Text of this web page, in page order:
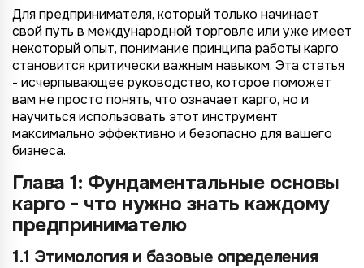
Для предпринимателя, который только начинает
свой путь в международной торговле или уже имеет
некоторый опыт, понимание принципа работы карго
становится критически важным навыком. Эта статья
- исчерпывающее руководство, которое поможет
вам не просто понять, что означает карго, но и
научиться использовать этот инструмент
максимально эффективно и безопасно для вашего
бизнеса.
Глава 1: Фундаментальные основы
карго - что нужно знать каждому
предпринимателю
1.1 Этимология и базовые определения